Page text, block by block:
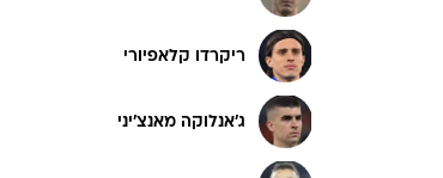
ריקרדו קלאפיורי
ג'אנלוקה מאנצ'יני